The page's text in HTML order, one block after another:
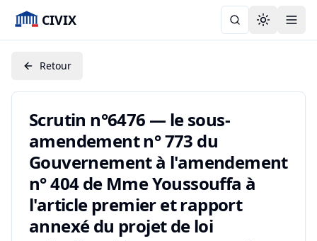
CIVIX Toggle
Retour
Scrutin n°6476 — le sous-
amendement n° 773 du
Gouvernement à l'amendement
n° 404 de Mme Youssouffa à
l'article premier et rapport
annexé du projet de loi